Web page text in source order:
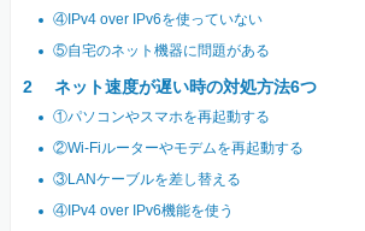
④IPv4 over IPv6を使っていない
⑤自宅のネット機器に問題がある
ネット速度が遅い時の対処方法6つ
①パソコンやスマホを再起動する
②Wi-Fiルーターやモデムを再起動する
③LANケーブルを差し替える
④IPv4 over IPv6機能を使う